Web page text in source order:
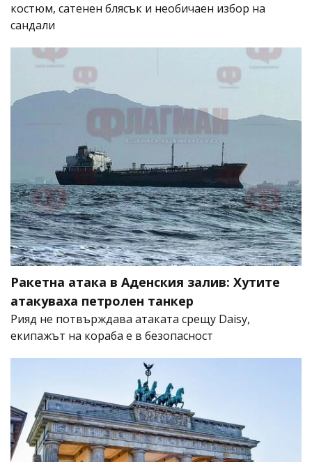
костюм, сатенен блясък и необичаен избор на
сандали
Ракетна атака в Аденския залив: Хутите
атакуваха петролен танкер
Рияд не потвърждава атаката срещу Daisy,
екипажът на кораба е в безопасност